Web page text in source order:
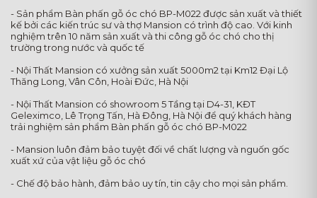
- Sản phẩm Bàn phấn gỗ óc chó BP-M022 được sản xuất và thiết
kế bởi các kiến trúc sư và thợ Mansion có trình độ cao. Với kinh
nghiệm trên 10 năm sản xuất và thi công gỗ óc chó cho thị
trường trong nước và quốc tế
- Nội Thất Mansion có xưởng sản xuất 5000m2 tại Km12 Đại Lộ
Thăng Long, Vân Côn, Hoài Đức, Hà Nội
- Nội Thất Mansion có showroom 5 Tầng tại D4-31, KĐT
Geleximco, Lê Trọng Tấn, Hà Đông, Hà Nội để quý khách hàng
trải nghiệm sản phẩm Bàn phấn gỗ óc chó BP-M022
- Mansion luôn đảm bảo tuyệt đối về chất lượng và nguốn gốc
xuất xứ của vật liệu gỗ óc chó
- Chế độ bảo hành, đảm bảo uy tín, tin cậy cho mọi sản phẩm.